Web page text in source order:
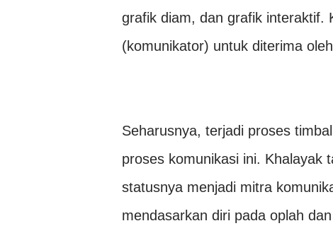
grafik diam, dan grafik interaktif.
(komunikator) untuk diterima
Seharusnya, terjadi proses
proses komunikasi ini. Khalayak
statusnya menjadi mitra
mendasarkan diri pada oplah